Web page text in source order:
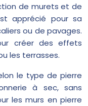
de murets et de
apprécié pour sa
ou de pavages.
créer des effets
les terrasses.
le type de pierre
à sec, sans
les murs en pierre